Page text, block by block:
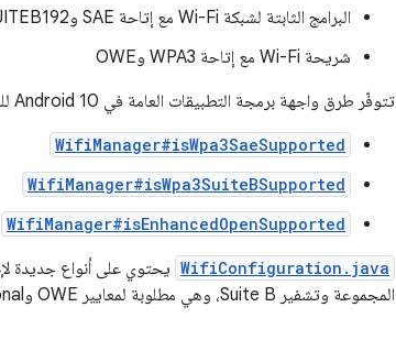
البرامج الثابتة لشبكة Wi-Fi مع إتاحة SAE وSUITEB192 وOWE
شريحة Wi-Fi مع إتاحة WPA3 وOWE
تتوفّر طرق واجهة برمجة التطبيقات العامة في Android 10 للسماح للتطبيقات بتحديد ما إذا كان الجهاز يتيح هذه الميزات:
WifiManager#isWpa3SaeSupported
WifiManager#isWpa3SuiteBSupported
WifiManager#isEnhancedOpenSupported
WifiConfiguration.java يحتوي على أنواع جديدة
المجموعة وتشفير Suite B، وهي مطلوبة لمعايير OWE وWPA3-Personal وWPA3-Enterprise.